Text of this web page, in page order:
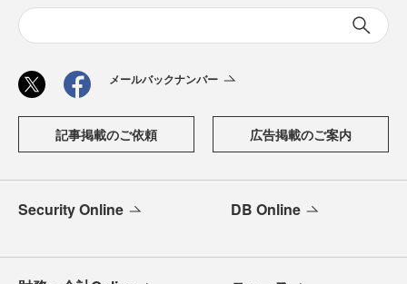
メールバックナンバー
記事掲載のご依頼 広告掲載のご案内
Security Online DB Online